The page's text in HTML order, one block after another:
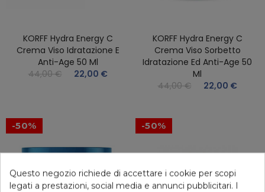
KORFF Hydra Energy C
Crema Viso Idratazione E
Anti-Age 50 Ml
44,00 €
22,00 €
KORFF Hydra Energy C
Crema Viso Sorbetto
Idratazione Ed Anti-Age 50
Ml
44,00 €
22,00 €
-50% -50%
Questo negozio richiede di accettare i cookie per scopi
legati a prestazioni, social media e annunci pubblicitari. I